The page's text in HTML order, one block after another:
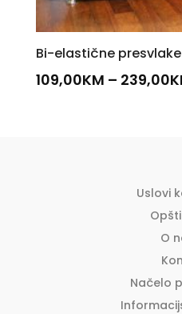
Bi-elastične
109,00KM – 239,00
Uslovi
O
Načelo